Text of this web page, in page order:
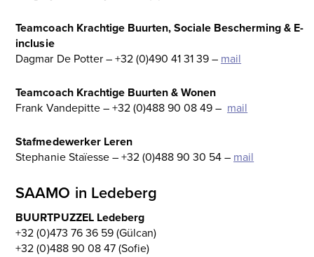
Teamcoach Krachtige Buurten, Sociale Bescherming & E-
inclusie
Dagmar De Potter – +32 (0)490 41 31 39 – mail
Teamcoach Krachtige Buurten & Wonen
Frank Vandepitte – +32 (0)488 90 08 49 – mail
Stafmedewerker Leren
Stephanie Staïesse – +32 (0)488 90 30 54 – mail
SAAMO in Ledeberg
BUURTPUZZEL Ledeberg
+32 (0)473 76 36 59 (Gülcan)
+32 (0)488 90 08 47 (Sofie)